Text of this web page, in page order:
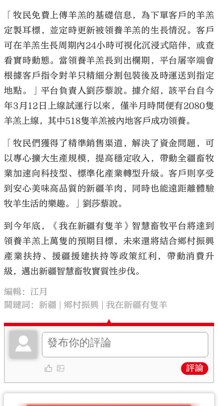
「牧民免費上傳羊羔的基礎信息，為下單客戶的羊羔
定製耳標，並定時更新被領養羊羔的生長情況。客戶
可在羊羔生長周期內24小時可視化沉浸式陪伴，或查
看實時動態。當領養羊羔長到出欄期，平台屠宰端會
根據客戶指令對羊只精細分割包裝後及時運送到指定
地點。」平台負責人劉莎藜說。據介紹，該平台自今
年3月12日上線試運行以來，僅半月時間便有2080隻
羊羔上線，其中518隻羊羔被內地客戶成功領養。
「牧民們獲得了精準銷售渠道，解決了資金問題，可
以專心擴大生產規模，提高穩定收入，帶動全疆畜牧
業加速向科技型、標準化產業轉型升級。客戶則享受
到安心美味高品質的新疆羊肉，同時也能遠距離體驗
牧羊生活的樂趣。」劉莎藜說。
到今年底，《我在新疆有隻羊》智慧畜牧平台將達到
領養羊羔上萬隻的預期目標，未來還將結合鄉村振興
產業扶持、援疆援建扶持等政策紅利，帶動消費升
級，邁出新疆智慧畜牧實質性步伐。
編輯：江月
關鍵詞：新疆 鄉村振興 我在新疆有隻羊
評論